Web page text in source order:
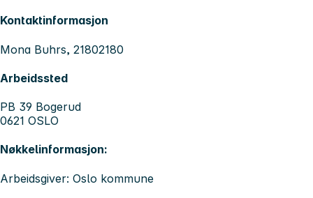
Kontaktinformasjon
Mona Buhrs, 21802180
Arbeidssted
PB 39 Bogerud
0621 OSLO
Nøkkelinformasjon:
Arbeidsgiver: Oslo kommune